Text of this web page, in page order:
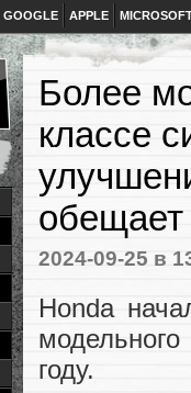
GOOGLE APPLE
Более
классе
обещает
2024-09-25 в
Honda
году.